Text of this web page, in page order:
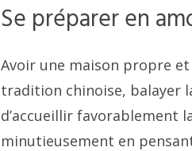
Se préparer en
Avoir une maison propre
tradition chinoise, balayer
d’accueillir favorablement
minutieusement en